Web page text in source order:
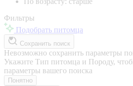
Фильтры
Подобрать питомца
Сохранить поиск
Невозможно сохранить параметры
Укажите Тип питомца и Породу,
параметры вашего поиска
Понятно